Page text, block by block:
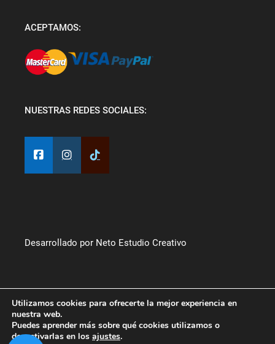
ACEPTAMOS:
NUESTRAS REDES SOCIALES:
Desarrollado por Neto Estudio Creativo
Utilizamos cookies para ofrecerte la mejor experiencia en
nuestra web.
Puedes aprender más sobre qué cookies utilizamos o
desactivarlas en los ajustes.